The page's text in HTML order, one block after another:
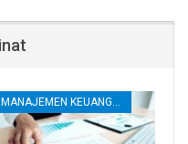
MANAJEMEN KEUANGAN